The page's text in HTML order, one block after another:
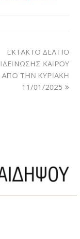
ΕΚΤΑΚΤΟ ΔΕΛΤΙΟ
ΚΑΙΡΟΥ
ΑΠΟ ΤΗΝ ΚΥΡΙΑΚΗ
11/01/2025